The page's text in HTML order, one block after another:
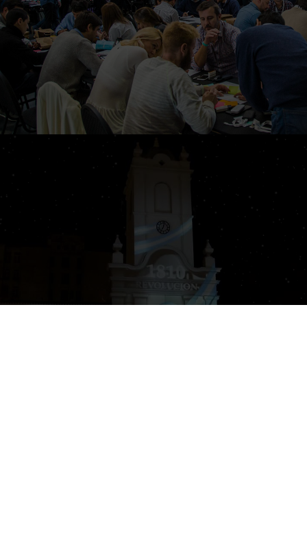
GOBIERNOS DE LA REPÚBLICA
Mapping
Bicentenario: